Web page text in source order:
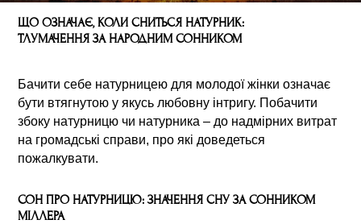
ЩО ОЗНАЧАЄ, КОЛИ СНИТЬСЯ НАТУРНИК:
ТЛУМАЧЕННЯ ЗА НАРОДНИМ СОННИКОМ
Бачити себе натурницею для молодої жінки означає
бути втягнутою у якусь любовну інтригу. Побачити
збоку натурницю чи натурника – до надмірних витрат
на громадські справи, про які доведеться
пожалкувати.
СОН ПРО НАТУРНИЦЮ: ЗНАЧЕННЯ СНУ ЗА СОННИКОМ
МІЛЛЕРА